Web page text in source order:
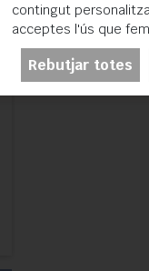
contingut
acceptes l'ús que
Rebutjar totes